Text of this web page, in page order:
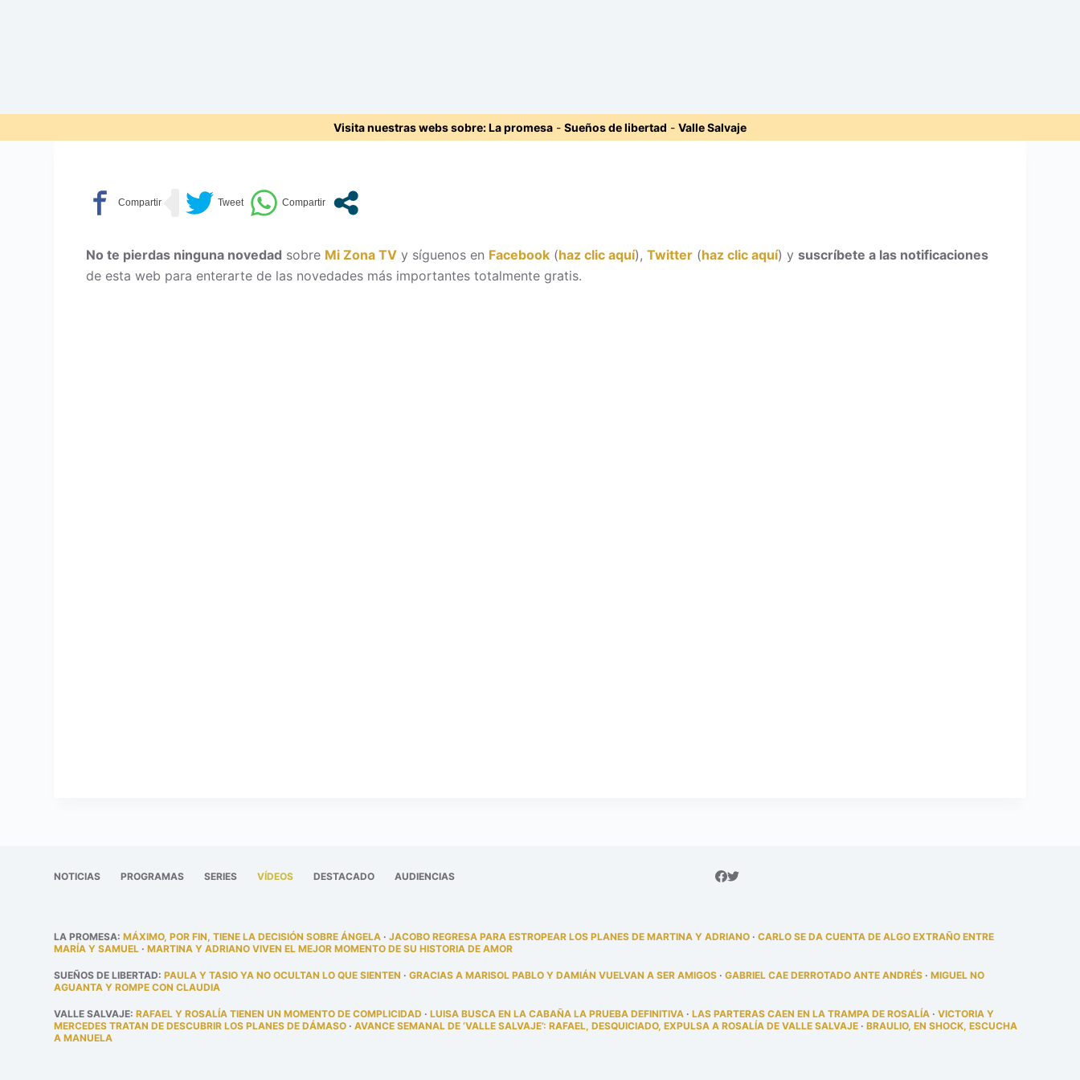
Visita nuestras webs sobre:La promesa - Sueños de libertad - Valle Salvaje
No te pierdas ninguna novedad sobre Mi Zona TV y síguenos en Facebook (haz clic aquí),Twitter (haz clic aquí) ysuscríbete a las notificaciones
de esta web para enterarte de las novedades más importantes totalmente gratis.
NOTICIAS PROGRAMAS SERIES VÍDEOS DESTACADO AUDIENCIAS
LA PROMESA:MÁXIMO, POR FIN, TIENE LA DECISIÓN SOBRE ÁNGELA ·JACOBO REGRESA PARA ESTROPEAR LOS PLANES DE MARTINA Y ADRIANO ·CARLO SE DA CUENTA DE ALGO EXTRAÑO ENTRE
MARÍA Y SAMUEL ·MARTINA Y ADRIANO VIVEN EL MEJOR MOMENTO DE SU HISTORIA DE AMOR
SUEÑOS DE LIBERTAD:PAULA Y TASIO YA NO OCULTAN LO QUE SIENTEN ·GRACIAS A MARISOL PABLO Y DAMIÁN VUELVAN A SER AMIGOS ·GABRIEL CAE DERROTADO ANTE ANDRÉS ·MIGUEL NO
AGUANTA Y ROMPE CON CLAUDIA
VALLE SALVAJE:RAFAEL Y ROSALÍA TIENEN UN MOMENTO DE COMPLICIDAD ·LUISA BUSCA EN LA CABAÑA LA PRUEBA DEFINITIVA ·LAS PARTERAS CAEN EN LA TRAMPA DE ROSALÍA ·VICTORIA Y
MERCEDES TRATAN DE DESCUBRIR LOS PLANES DE DÁMASO ·AVANCE SEMANAL DE ‘VALLE SALVAJE’: RAFAEL, DESQUICIADO, EXPULSA A ROSALÍA DE VALLE SALVAJE ·BRAULIO, EN SHOCK, ESCUCHA
A MANUELA